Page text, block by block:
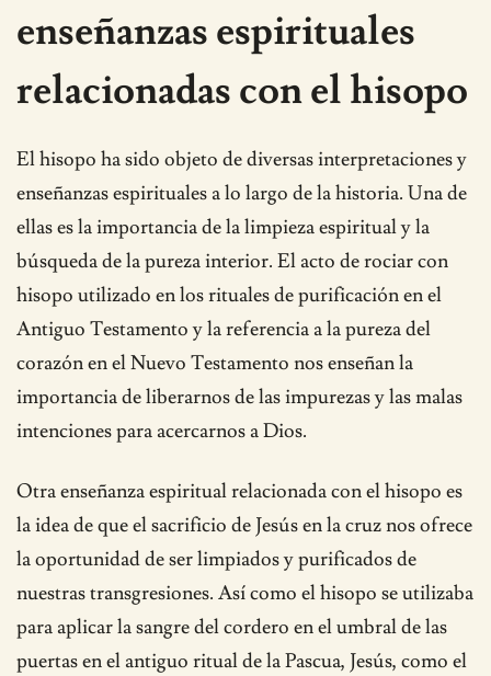
enseñanzas espirituales
relacionadas con el hisopo
El hisopo ha sido objeto de diversas interpretaciones y
enseñanzas espirituales a lo largo de la historia. Una de
ellas es la importancia de la limpieza espiritual y la
búsqueda de la pureza interior. El acto de rociar con
hisopo utilizado en los rituales de purificación en el
Antiguo Testamento y la referencia a la pureza del
corazón en el Nuevo Testamento nos enseñan la
importancia de liberarnos de las impurezas y las malas
intenciones para acercarnos a Dios.
Otra enseñanza espiritual relacionada con el hisopo es
la idea de que el sacrificio de Jesús en la cruz nos ofrece
la oportunidad de ser limpiados y purificados de
nuestras transgresiones. Así como el hisopo se utilizaba
para aplicar la sangre del cordero en el umbral de las
puertas en el antiguo ritual de la Pascua, Jesús, como el